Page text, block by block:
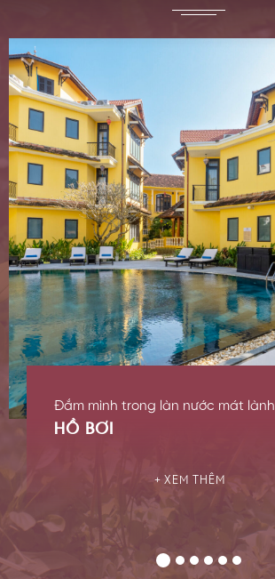
Đắm mình trong làn nước mát lành
HỒ BƠI
XEM THÊM